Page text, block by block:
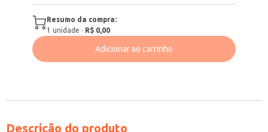
Resumo da compra:
1 unidade · R$ 0,00
Adicionar ao carrinho
Descrição do produto